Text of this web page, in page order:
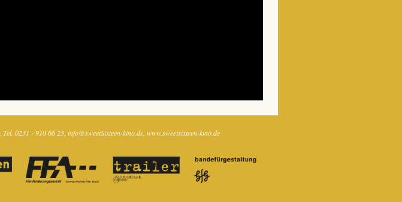
Tel. 0231 - 910 66 23 info@sweetSixteen-kino.de www.sweetsixteen-kino.de